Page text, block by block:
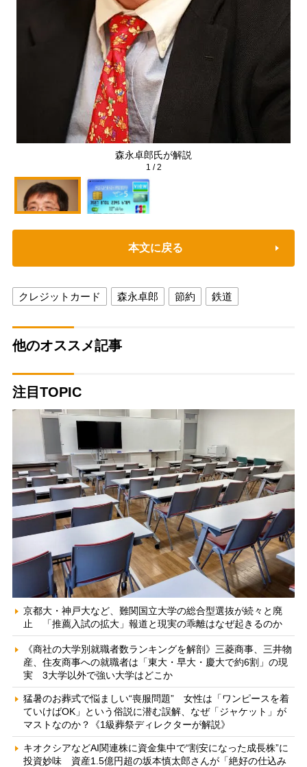
森永卓郎氏が解説
1 /2
本文に戻る
クレジットカード 森永卓郎 節約 鉄道
他のオススメ記事
注目TOPIC
京都大・神戸大など、難関国立大学の総合型選抜が続々と廃
止 「推薦入試の拡大」報道と現実の乖離はなぜ起きるのか
《商社の大学別就職者数ランキングを解剖》三菱商事、三井物
産、住友商事への就職者は「東大・早大・慶大で約6割」の現
実 3大学以外で強い大学はどこか
猛暑のお葬式で悩ましい“喪服問題” 女性は「ワンピースを着
ていけばOK」という俗説に潜む誤解、なぜ「ジャケット」が
マストなのか？《1級葬祭ディレクターが解説》
キオクシアなどAI関連株に資金集中で“割安になった成長株”に
投資妙味 資産1.5億円超の坂本慎太郎さんが「絶好の仕込み